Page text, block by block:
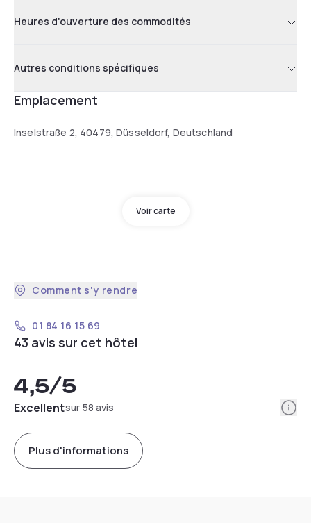
Heures d'ouverture des commodités
Autres conditions spécifiques
Emplacement
Inselstraße 2, 40479, Düsseldorf, Deutschland
Voir carte
Comment s'y rendre
01 84 16 15 69
43 avis sur cet hôtel
4,5/5
Excellentsur 58 avis
Plus d'informations